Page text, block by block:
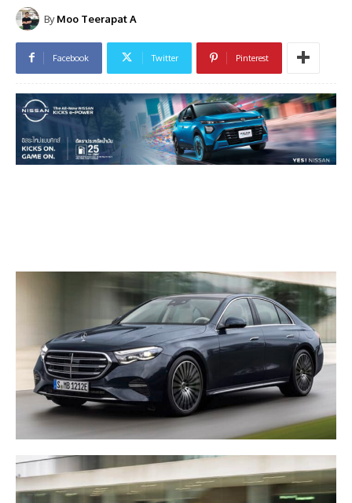
By Moo Teerapat A
Facebook Twitter Pinterest